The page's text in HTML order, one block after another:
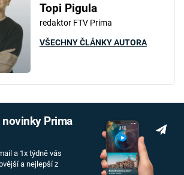
Topi Pigula
redaktor FTV Prima
VŠECHNY ČLÁNKY AUTORA
Prima
a 1x týdně vás
a nejlepší z